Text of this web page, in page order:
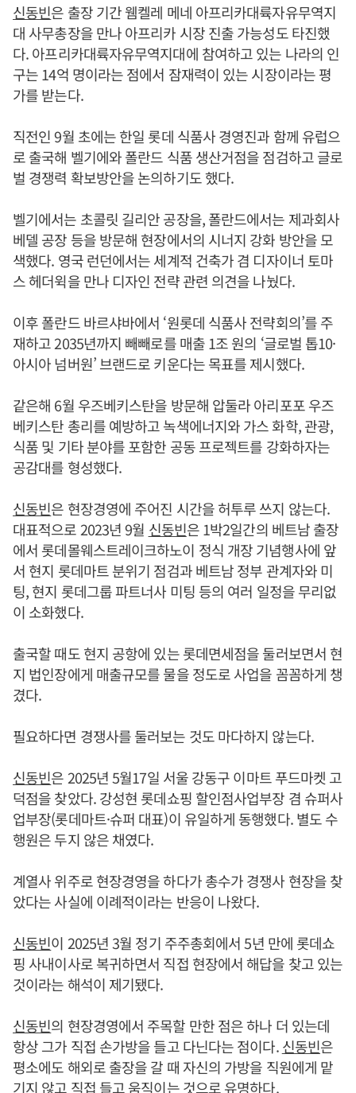
신동빈은 출장 기간 웸켈레 메네 아프리카대륙자유무역지
대 사무총장을 만나 아프리카 시장 진출 가능성도 타진했
다. 아프리카대륙자유무역지대에 참여하고 있는 나라의 인
구는 14억 명이라는 점에서 잠재력이 있는 시장이라는 평
가를 받는다.
직전인 9월 초에는 한일 롯데 식품사 경영진과 함께 유럽으
로 출국해 벨기에와 폴란드 식품 생산거점을 점검하고 글로
벌 경쟁력 확보방안을 논의하기도 했다.
벨기에서는 초콜릿 길리안 공장을, 폴란드에서는 제과회사
베델 공장 등을 방문해 현장에서의 시너지 강화 방안을 모
색했다. 영국 런던에서는 세계적 건축가 겸 디자이너 토마
스 헤더윅을 만나 디자인 전략 관련 의견을 나눴다.
이후 폴란드 바르샤바에서 ‘원롯데 식품사 전략회의’를 주
재하고 2035년까지 빼빼로를 매출 1조 원의 ‘글로벌 톱10·
아시아 넘버원’ 브랜드로 키운다는 목표를 제시했다.
같은해 6월 우즈베키스탄을 방문해 압둘라 아리포포 우즈
베키스탄 총리를 예방하고 녹색에너지와 가스 화학, 관광,
식품 및 기타 분야를 포함한 공동 프로젝트를 강화하자는
공감대를 형성했다.
신동빈은 현장경영에 주어진 시간을 허투루 쓰지 않는다.
대표적으로 2023년 9월 신동빈은 1박2일간의 베트남 출장
에서 롯데몰웨스트레이크하노이 정식 개장 기념행사에 앞
서 현지 롯데마트 분위기 점검과 베트남 정부 관계자와 미
팅, 현지 롯데그룹 파트너사 미팅 등의 여러 일정을 무리없
이 소화했다.
출국할 때도 현지 공항에 있는 롯데면세점을 둘러보면서 현
지 법인장에게 매출규모를 물을 정도로 사업을 꼼꼼하게 챙
겼다.
필요하다면 경쟁사를 둘러보는 것도 마다하지 않는다.
신동빈은 2025년 5월17일 서울 강동구 이마트 푸드마켓 고
덕점을 찾았다. 강성현 롯데쇼핑 할인점사업부장 겸 슈퍼사
업부장(롯데마트·슈퍼 대표)이 유일하게 동행했다. 별도 수
행원은 두지 않은 채였다.
계열사 위주로 현장경영을 하다가 총수가 경쟁사 현장을 찾
았다는 사실에 이례적이라는 반응이 나왔다.
신동빈이 2025년 3월 정기 주주총회에서 5년 만에 롯데쇼
핑 사내이사로 복귀하면서 직접 현장에서 해답을 찾고 있는
것이라는 해석이 제기됐다.
신동빈의 현장경영에서 주목할 만한 점은 하나 더 있는데
항상 그가 직접 손가방을 들고 다닌다는 점이다.신동빈은
평소에도 해외로 출장을 갈 때 자신의 가방을 직원에게 맡
기지 않고 직접 들고 움직이는 것으로 유명하다.